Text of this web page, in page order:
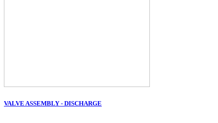
VALVE ASSEMBLY - DISCHARGE